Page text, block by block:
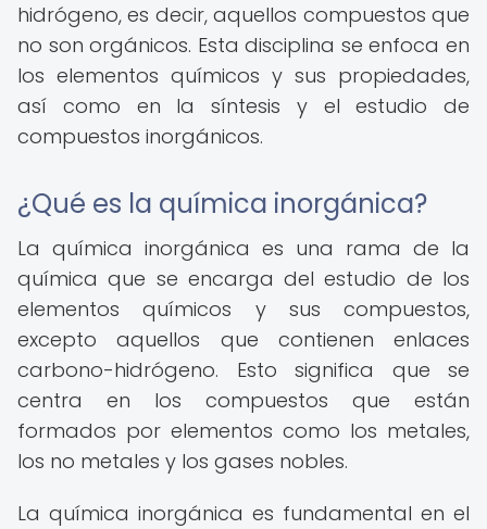
hidrógeno, es decir, aquellos compuestos que
no son orgánicos. Esta disciplina se enfoca en
los elementos químicos y sus propiedades,
así como en la síntesis y el estudio de
compuestos inorgánicos.
¿Qué es la química inorgánica?
La química inorgánica es una rama de la
química que se encarga del estudio de los
elementos químicos y sus compuestos,
excepto aquellos que contienen enlaces
carbono-hidrógeno. Esto significa que se
centra en los compuestos que están
formados por elementos como los metales,
los no metales y los gases nobles.
La química inorgánica es fundamental en el